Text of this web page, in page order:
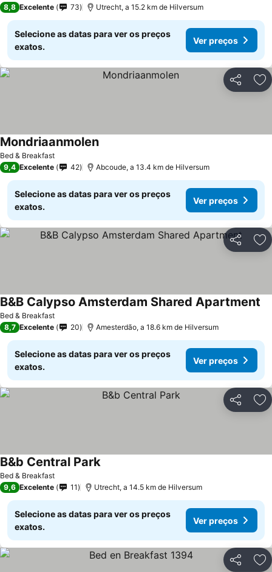
8,8 Excelente 73 Utrecht, a 15.2 km de Hilversum
Selecione as datas para ver os preços
exatos.
Ver preços
Partilhar
Bed & Breakfast
Mondriaanmolen
9,4 Excelente 42 Abcoude, a 13.4 km de Hilversum
Selecione as datas para ver os preços
exatos.
Ver preços
Partilhar
Bed & Breakfast
B&B Calypso Amsterdam Shared Apartment
8,7 Excelente 20 Amesterdão, a 18.6 km de Hilversum
Selecione as datas para ver os preços
exatos.
Ver preços
Partilhar
Bed & Breakfast
B&b Central Park
9,6 Excelente 11 Utrecht, a 14.5 km de Hilversum
Selecione as datas para ver os preços
exatos.
Ver preços
Partilhar